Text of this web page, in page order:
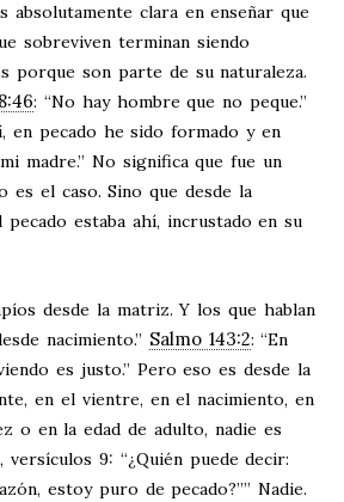
absolutamente clara en enseñar que
sobreviven terminan siendo
porque son parte de su naturaleza.
: “No hay hombre que no peque.”
en pecado he sido formado y en
madre.” No significa que fue un
es el caso. Sino que desde la
pecado estaba ahí, incrustado en su
desde la matriz. Y los que hablan
nacimiento.” Salmo 143:2: “En
es justo.” Pero eso es desde la
en el vientre, en el nacimiento, en
o en la edad de adulto, nadie es
, versículos 9: “¿Quién puede decir:
estoy puro de pecado?”” Nadie.